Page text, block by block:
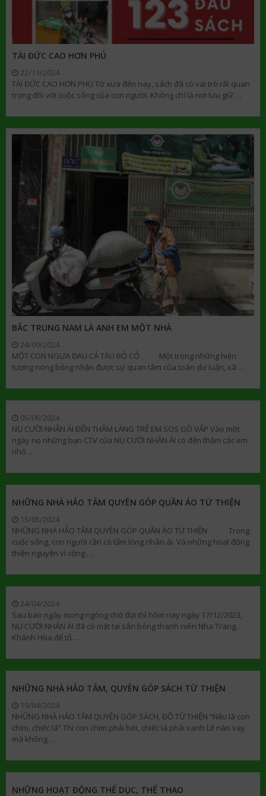
TÀI ĐỨC CAO HƠN PHÚ
22/11/2024
TÀI ĐỨC CAO HƠN PHÚ Từ xưa đến nay, sách đã có vai trò rất quan
trọng đối với cuộc sống của con người. Không chỉ là nơi lưu giữ …
BẮC TRUNG NAM LÀ ANH EM MỘT NHÀ
24/09/2024
MỘT CON NGỰA ĐAU CẢ TÀU BỎ CỎ Một trong những hiện
tượng nóng bỏng nhận được sự quan tâm của toàn dư luận, xã …
05/06/2024
NỤ CƯỜI NHÂN ÁI ĐẾN THĂM LÀNG TRẺ EM SOS GÒ VẤP Vào một
ngày nọ những bạn CTV của NỤ CƯỜI NHÂN ÁI có đến thăm các em
nhỏ …
NHỮNG NHÀ HẢO TÂM QUYÊN GÓP QUẦN ÁO TỪ THIỆN
15/05/2024
NHỮNG NHÀ HẢO TÂM QUYÊN GÓP QUẦN ÁO TỪ THIỆN Trong
cuộc sống, con người cần có tấm lòng nhân ái. Và những hoạt động
thiện nguyện vì cộng …
24/04/2024
Sau bao ngày mong ngóng chờ đợi thì hôm nay ngày 17/12/2023,
NỤ CƯỜI NHÂN ÁI đã có mặt tại sân bóng thanh niên Nha Trang,
Khánh Hòa để tổ …
NHỮNG NHÀ HẢO TÂM, QUYÊN GÓP SÁCH TỪ THIỆN
19/04/2024
NHỮNG NHÀ HẢO TÂM QUYÊN GÓP SÁCH, ĐỒ TỪ THIỆN “Nếu là con
chim, chiếc lá” Thì con chim phải hót, chiếc lá phải xanh Lẽ nào vay
mà không …
NHỮNG HOẠT ĐỘNG THỂ DỤC, THỂ THAO